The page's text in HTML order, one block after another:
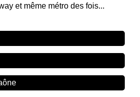
et même métro des fois...